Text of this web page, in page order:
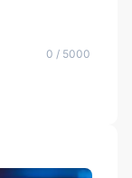
0 / 5000